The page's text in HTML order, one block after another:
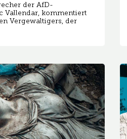
der AfD-
Vallendar, kommentiert
Vergewaltigers, der